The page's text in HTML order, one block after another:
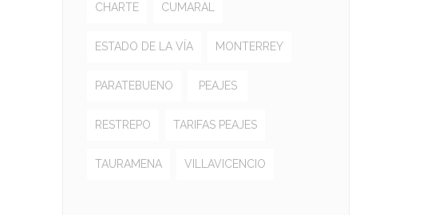
CHARTE CUMARAL
ESTADO DE LA VÍA MONTERREY
PARATEBUENO PEAJES
RESTREPO TARIFAS PEAJES
TAURAMENA VILLAVICENCIO